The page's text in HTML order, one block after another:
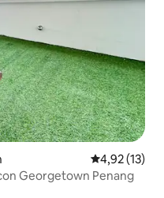
Évaluation
4,92 (13)
Georgetown Penang